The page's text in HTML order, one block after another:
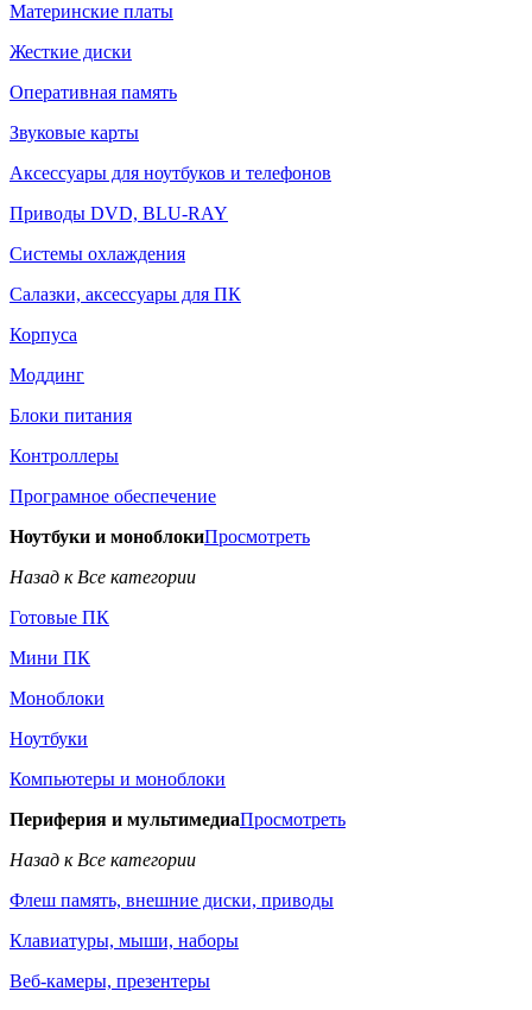
Материнские платы
Жесткие диски
Оперативная память
Звуковые карты
Аксессуары для ноутбуков и телефонов
Приводы DVD, BLU-RAY
Системы охлаждения
Салазки, аксессуары для ПК
Корпуса
Моддинг
Блоки питания
Контроллеры
Програмное обеспечение
Ноутбуки и моноблокиПросмотреть
Назад к Все категории
Готовые ПК
Мини ПК
Моноблоки
Ноутбуки
Компьютеры и моноблоки
Периферия и мультимедиаПросмотреть
Назад к Все категории
Флеш память, внешние диски, приводы
Клавиатуры, мыши, наборы
Веб-камеры, презентеры